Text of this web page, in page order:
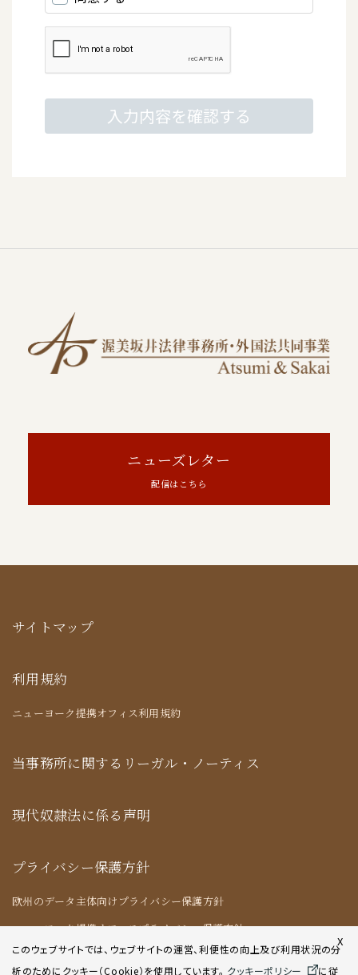
ニューズレター
配信はこちら
サイトマップ
利用規約
ニューヨーク提携オフィス利用規約
当事務所に関するリーガル・ノーティス
現代奴隷法に係る声明
プライバシー保護方針
欧州のデータ主体向けプライバシー保護方針
ニューヨーク提携オフィスプライバシー保護方針
X
このウェブサイトでは、ウェブサイトの運営、利便性の向上及び利用状況の分
析のためにクッキー（Cookie）を使用しています。 クッキーポリシー に従